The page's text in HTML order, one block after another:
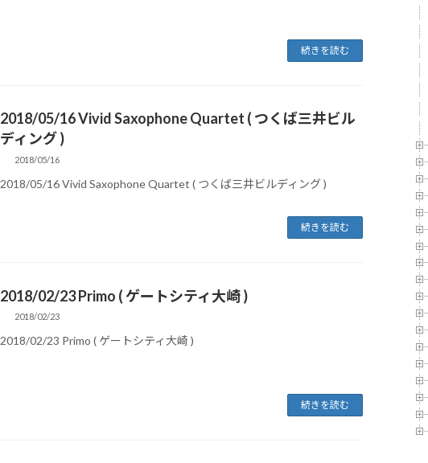
続きを読む
2018/05/16 Vivid Saxophone Quartet ( つくば三井ビル
ディング )
2018/05/16
2018/05/16 Vivid Saxophone Quartet ( つくば三井ビルディング )
続きを読む
2018/02/23 Primo ( ゲートシティ大崎 )
2018/02/23
2018/02/23 Primo ( ゲートシティ大崎 )
続きを読む